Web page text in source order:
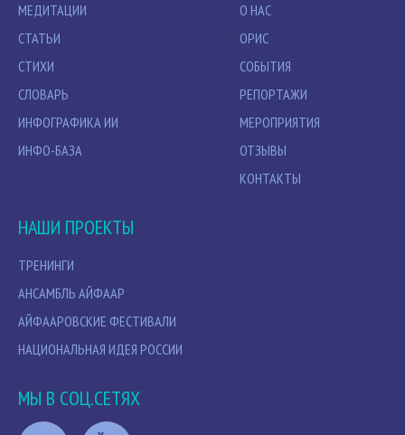
МЕДИТАЦИИ
СТАТЬИ
СТИХИ
СЛОВАРЬ
ИНФОГРАФИКА ИИ
ИНФО-БАЗА
О НАС
ОРИС
СОБЫТИЯ
РЕПОРТАЖИ
МЕРОПРИЯТИЯ
ОТЗЫВЫ
КОНТАКТЫ
НАШИ ПРОЕКТЫ
ТРЕНИНГИ
АНСАМБЛЬ АЙФААР
АЙФААРОВСКИЕ ФЕСТИВАЛИ
НАЦИОНАЛЬНАЯ ИДЕЯ РОССИИ
МЫ В СОЦ.СЕТЯХ